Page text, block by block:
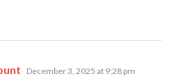
says:
December 3, 2025 at 9:28 pm